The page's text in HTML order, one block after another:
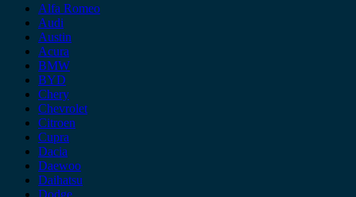
Alfa Romeo
Audi
Austin
Acura
BMW
BYD
Chery
Chevrolet
Citroen
Cupra
Dacia
Daewoo
Daihatsu
Dodge